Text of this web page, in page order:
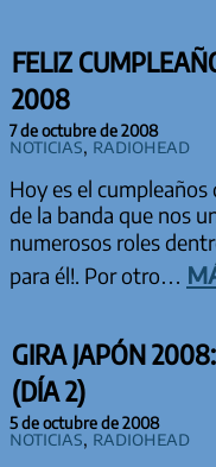
FELIZ
2008
7 de octubre de 2008
Noticias, Radiohead
Hoy es el cumpleaños
de la banda que nos
numerosos roles
para él!. Por otro…
GIRA JAPÓN
(DÍA 2)
5 de octubre de 2008
Noticias, Radiohead